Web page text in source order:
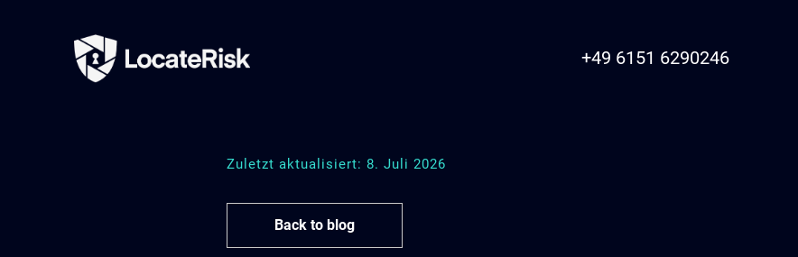
+49 6151 6290246
Zuletzt aktualisiert: 8. Juli 2026
Back to blog